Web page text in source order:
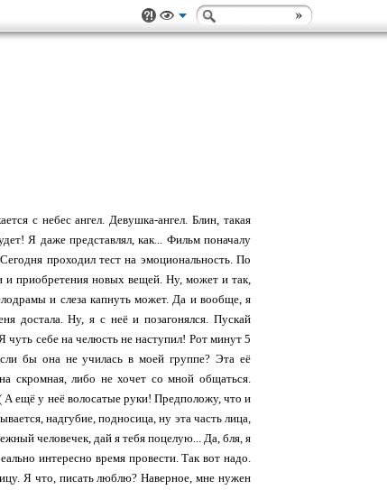
с небес ангел. Девушка-ангел. Блин, такая
Я даже представлял, как... Фильм поначалу
проходил тест на эмоциональность. По
и приобретения новых вещей. Ну, может и так,
и слеза капнуть может. Да и вообще, я
достала. Ну, я с неё и позагонялся. Пускай
себе на челюсть не наступил! Рот минут 5
бы она не училась в моей группе? Эта её
скромная, либо не хочет со мной общаться.
А ещё у неё волосатые руки! Предположу, что и
надгубие, подносица, ну эта часть лица,
человечек, дай я тебя поцелую... Да, бля, я
интересно время провести. Так вот надо.
Я что, писать люблю? Наверное, мне нужен